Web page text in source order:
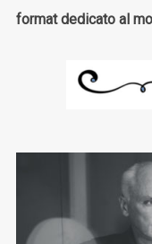
format dedicato al